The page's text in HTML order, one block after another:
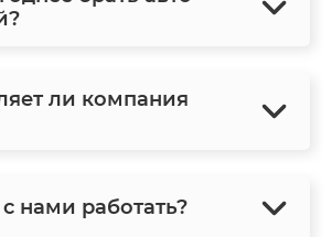
ли компания
нами работать?